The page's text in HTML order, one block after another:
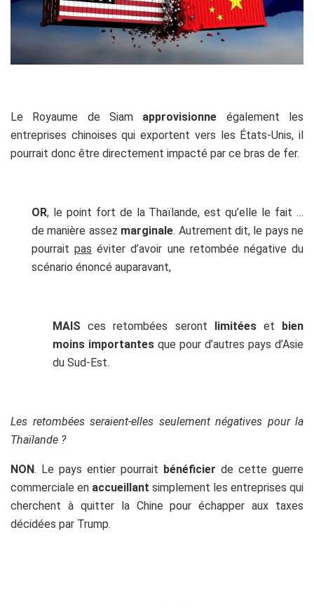
Le Royaume de Siam approvisionne également les
entreprises chinoises qui exportent vers les États-Unis, il
pourrait donc être directement impacté par ce bras de fer.
OR, le point fort de la Thaïlande, est qu’elle le fait …
de manière assez marginale. Autrement dit, le pays ne
pourraitpas éviter d’avoir une retombée négative du
scénario énoncé auparavant,
MAIS ces retombées seront limitées et
bien
moins importantes que pour d’autres pays d’Asie
du Sud-Est.
Les retombées seraient-elles seulement négatives pour la
Thaïlande ?
NON. Le pays entier pourrait bénéficier de cette guerre
commerciale en accueillant simplement les entreprises qui
cherchent à quitter la Chine pour échapper aux taxes
décidées par Trump.